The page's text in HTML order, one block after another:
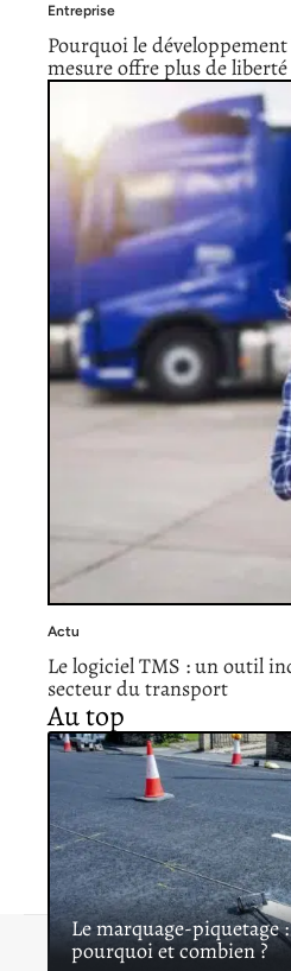
Entreprise
Pourquoi le
mesure offre plus de liberté
Actu
Le logiciel TMS : un outil
secteur du transport
Au top
Le marquage-piquetage
pourquoi et combien ?
Contact Mentions